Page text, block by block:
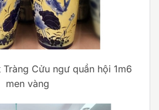
Cửu ngư quần hội 1m6
men vàng